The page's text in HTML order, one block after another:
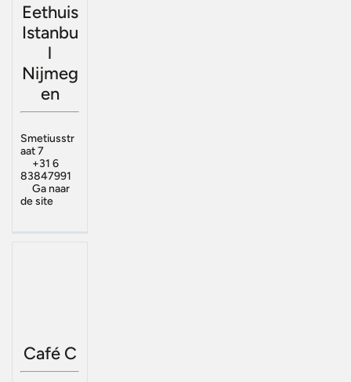
Eethuis
Istanbu
l
Nijmeg
en
Smetiusstr
aat 7
+31 6
83847991
Ga naar
de site
Café C